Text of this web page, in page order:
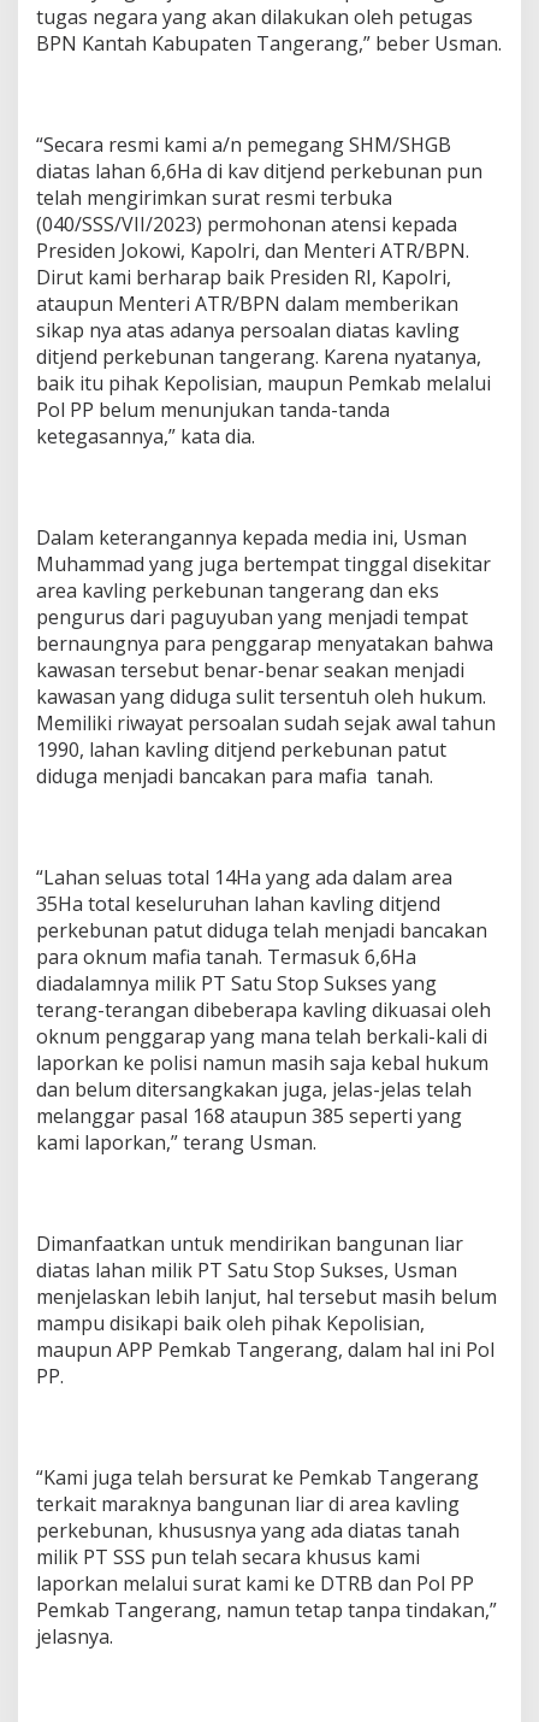
tugas negara yang akan dilakukan oleh petugas
BPN Kantah Kabupaten Tangerang,” beber Usman.
“Secara resmi kami a/n pemegang SHM/SHGB
diatas lahan 6,6Ha di kav ditjend perkebunan pun
telah mengirimkan surat resmi terbuka
(040/SSS/VII/2023) permohonan atensi kepada
Presiden Jokowi, Kapolri, dan Menteri ATR/BPN.
Dirut kami berharap baik Presiden RI, Kapolri,
ataupun Menteri ATR/BPN dalam memberikan
sikap nya atas adanya persoalan diatas kavling
ditjend perkebunan tangerang. Karena nyatanya,
baik itu pihak Kepolisian, maupun Pemkab melalui
Pol PP belum menunjukan tanda-tanda
ketegasannya,” kata dia.
Dalam keterangannya kepada media ini, Usman
Muhammad yang juga bertempat tinggal disekitar
area kavling perkebunan tangerang dan eks
pengurus dari paguyuban yang menjadi tempat
bernaungnya para penggarap menyatakan bahwa
kawasan tersebut benar-benar seakan menjadi
kawasan yang diduga sulit tersentuh oleh hukum.
Memiliki riwayat persoalan sudah sejak awal tahun
1990, lahan kavling ditjend perkebunan patut
diduga menjadi bancakan para mafia tanah.
“Lahan seluas total 14Ha yang ada dalam area
35Ha total keseluruhan lahan kavling ditjend
perkebunan patut diduga telah menjadi bancakan
para oknum mafia tanah. Termasuk 6,6Ha
diadalamnya milik PT Satu Stop Sukses yang
terang-terangan dibeberapa kavling dikuasai oleh
oknum penggarap yang mana telah berkali-kali di
laporkan ke polisi namun masih saja kebal hukum
dan belum ditersangkakan juga, jelas-jelas telah
melanggar pasal 168 ataupun 385 seperti yang
kami laporkan,” terang Usman.
Dimanfaatkan untuk mendirikan bangunan liar
diatas lahan milik PT Satu Stop Sukses, Usman
menjelaskan lebih lanjut, hal tersebut masih belum
mampu disikapi baik oleh pihak Kepolisian,
maupun APP Pemkab Tangerang, dalam hal ini Pol
PP.
“Kami juga telah bersurat ke Pemkab Tangerang
terkait maraknya bangunan liar di area kavling
perkebunan, khususnya yang ada diatas tanah
milik PT SSS pun telah secara khusus kami
laporkan melalui surat kami ke DTRB dan Pol PP
Pemkab Tangerang, namun tetap tanpa tindakan,”
jelasnya.